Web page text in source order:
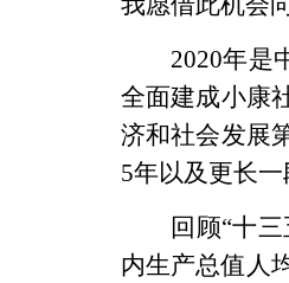
2020年是
全面建成小康
济和社会发展
5年以及更长一
回顾“十
内生产总值人